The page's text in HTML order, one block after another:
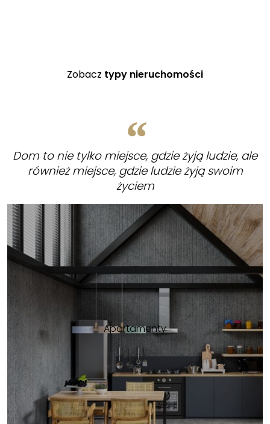
Zobacz typy nieruchomości
Dom to nie tylko miejsce, gdzie żyją ludzie, ale
również miejsce, gdzie ludzie żyją swoim
życiem
Apartamenty